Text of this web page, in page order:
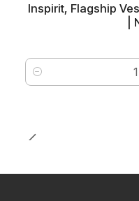
Inspirit, Flagship
|
Cantidad